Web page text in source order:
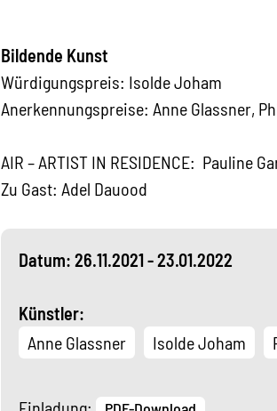
Bildende Kunst
Würdigungspreis: Isolde Joham
Anerkennungspreise: Anne Glassner,
AIR – ARTIST IN RESIDENCE: Pauline
Zu Gast: Adel Dauood
Datum: 26.11.2021 - 23.01.2022
Künstler:
Anne Glassner
Isolde Joham